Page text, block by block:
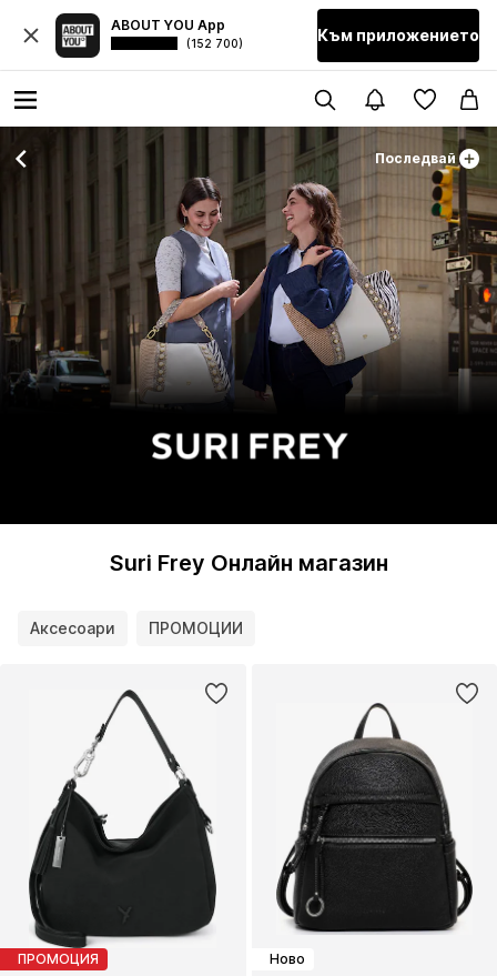
ABOUT YOU App
(152 700) Към приложението
Последвай
Suri Frey Онлайн магазин
Аксесоари ПРОМОЦИИ
ПРОМОЦИЯ Ново